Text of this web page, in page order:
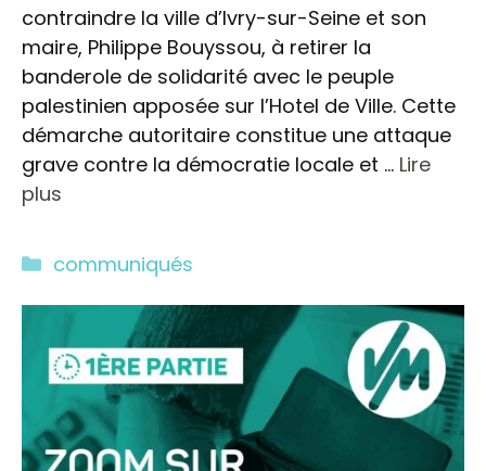
contraindre la ville d’Ivry-sur-Seine et son
maire, Philippe Bouyssou, à retirer la
banderole de solidarité avec le peuple
palestinien apposée sur l’Hotel de Ville. Cette
démarche autoritaire constitue une attaque
grave contre la démocratie locale et … Lire
plus
Catégories
communiqués